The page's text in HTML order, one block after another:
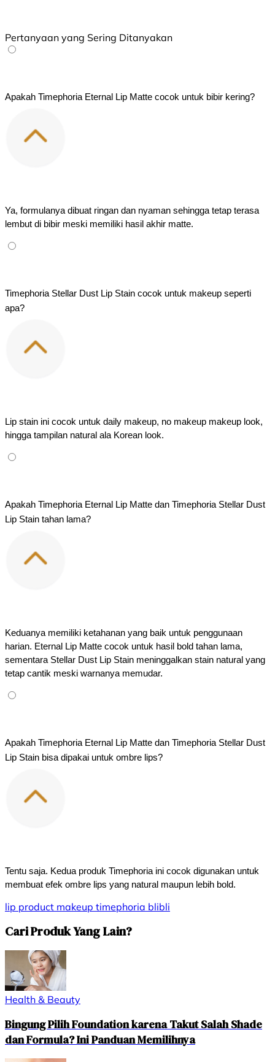
Pertanyaan yang Sering Ditanyakan
Apakah Timephoria Eternal Lip Matte cocok untuk bibir kering?
Ya, formulanya dibuat ringan dan nyaman sehingga tetap terasa
lembut di bibir meski memiliki hasil akhir matte.
Timephoria Stellar Dust Lip Stain cocok untuk makeup seperti
apa?
Lip stain ini cocok untuk daily makeup, no makeup makeup look,
hingga tampilan natural ala Korean look.
Apakah Timephoria Eternal Lip Matte dan Timephoria Stellar Dust
Lip Stain tahan lama?
Keduanya memiliki ketahanan yang baik untuk penggunaan
harian. Eternal Lip Matte cocok untuk hasil bold tahan lama,
sementara Stellar Dust Lip Stain meninggalkan stain natural yang
tetap cantik meski warnanya memudar.
Apakah Timephoria Eternal Lip Matte dan Timephoria Stellar Dust
Lip Stain bisa dipakai untuk ombre lips?
Tentu saja. Kedua produk Timephoria ini cocok digunakan untuk
membuat efek ombre lips yang natural maupun lebih bold.
lip product makeup timephoria blibli
Cari Produk Yang Lain?
Health & Beauty
Bingung Pilih Foundation karena Takut Salah Shade
dan Formula? Ini Panduan Memilihnya